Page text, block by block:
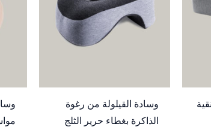
وسادة القيلولة من رغوة
الذاكرة بغطاء حرير الثلج